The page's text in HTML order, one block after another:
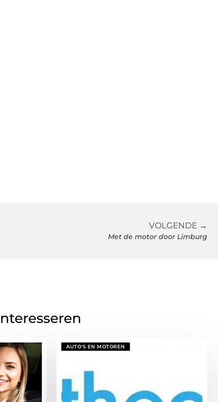
VOLGENDE →
Met de motor door Limburg
AUTO'S EN MOTOREN